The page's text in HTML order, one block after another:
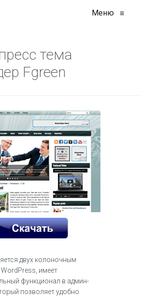
Меню ≡
тема
Fgreen
двух колоночным
имеет
функционал в админ-
позволяет удобно